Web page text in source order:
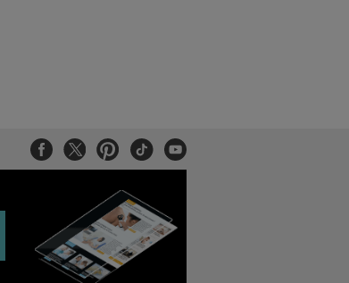
FacebookTwitterPinterest
TiktokYoutube